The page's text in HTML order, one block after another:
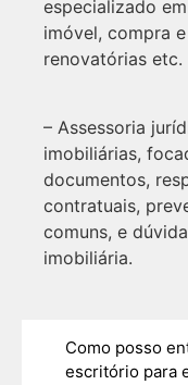
especializado
imóvel, compra
renovatórias etc.
– Assessoria
imobiliárias,
documentos,
contratuais,
comuns, e
imobiliária.
Como posso
escritório para